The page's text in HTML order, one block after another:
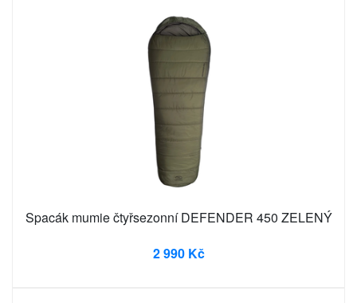
Spacák mumie čtyřsezonní DEFENDER 450 ZELENÝ
2 990 Kč